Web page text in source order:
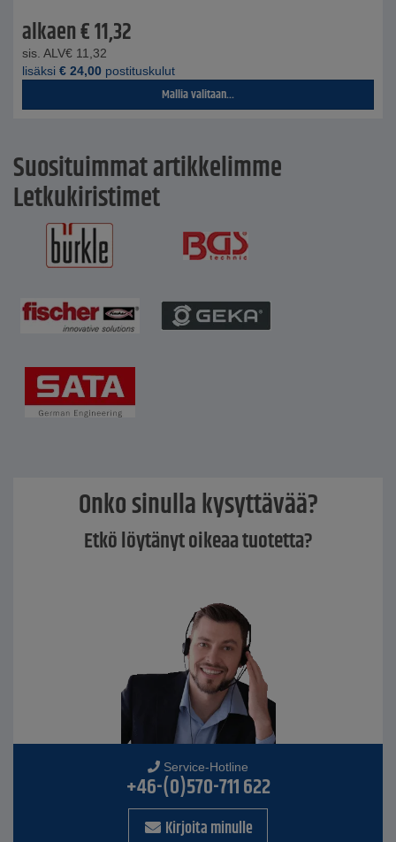
alkaen€11,32
sis. ALV€ 11,32
lisäksi € 24,00 postituskulut
Mallia valitaan...
Suosituimmat artikkelimme
Letkukiristimet
Onko sinulla kysyttävää?
Etkö löytänyt oikeaa tuotetta?
Service-Hotline
+46-(0)570-711 622
Kirjoita minulle